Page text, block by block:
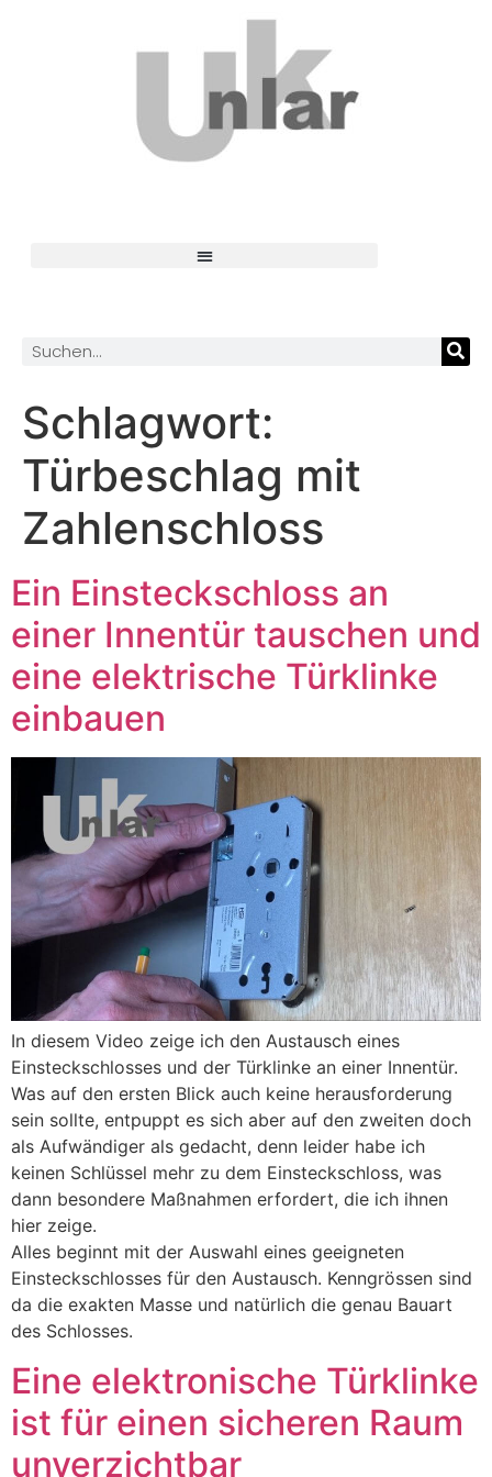
Schlagwort:
Türbeschlag mit
Zahlenschloss
Ein Einsteckschloss an
einer Innentür tauschen und
eine elektrische Türklinke
einbauen
In diesem Video zeige ich den Austausch eines
Einsteckschlosses und der Türklinke an einer Innentür.
Was auf den ersten Blick auch keine herausforderung
sein sollte, entpuppt es sich aber auf den zweiten doch
als Aufwändiger als gedacht, denn leider habe ich
keinen Schlüssel mehr zu dem Einsteckschloss, was
dann besondere Maßnahmen erfordert, die ich ihnen
hier zeige.
Alles beginnt mit der Auswahl eines geeigneten
Einsteckschlosses für den Austausch. Kenngrössen sind
da die exakten Masse und natürlich die genau Bauart
des Schlosses.
Eine elektronische Türklinke
ist für einen sicheren Raum
unverzichtbar